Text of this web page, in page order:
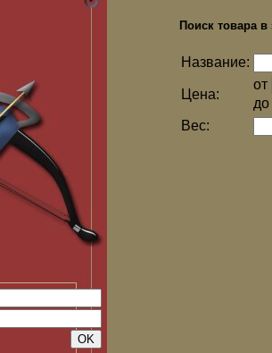
Поиск товара в
Название:
Цена:
от
до
Вес: